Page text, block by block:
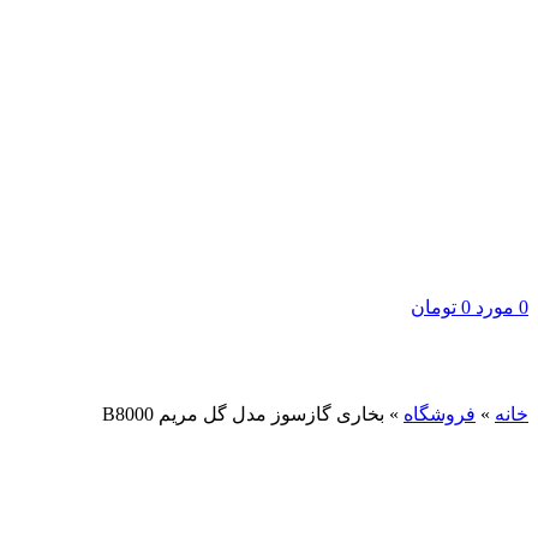
0 مورد 0 تومان
خانه » فروشگاه » بخاری گازسوز مدل گل مریم B8000